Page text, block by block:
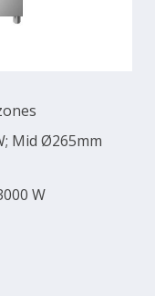
Mid Ø265mm
W